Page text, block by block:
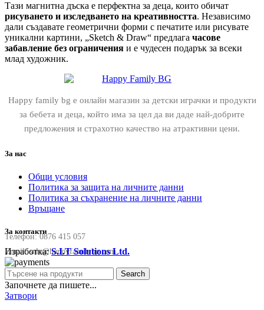
Тази магнитна дъска е перфектна за деца, които обичат
рисуването и изследването на креативността. Независимо
дали създавате геометрични форми с печатите или рисувате
уникални картини, „Sketch & Draw“ предлага часове
забавление без ограничения и е чудесен подарък за всеки
млад художник.
Happy family bg е онлайн магазин за детски играчки и продукти
за бебета и деца, който има за цел да ви даде най-добрите
предложения и страхотно качество на атрактивни цени.
За нас
Общи условия
Политика за защита на личните данни
Политика за съхранение на личните данни
Връщане
За контакти
Телефон:0876 415 057
Email:sale@happyfamilybg.com
Изработка:S.I.T Solutions Ltd.
Search
Започнете да пишете...
Затвори